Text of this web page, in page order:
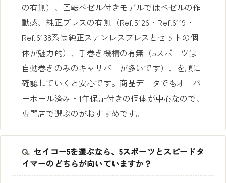
の有無）、回転ベゼル付きモデルではベゼルの作
動感、純正ブレスの有無（Ref.5126・Ref.6119・
Ref.6138系は純正ステンレスブレスとセットの個
体が魅力的）、手巻き機構の有無（5スポーツは
自動巻きのみのキャリバーが多いです）、を順に
確認していくと安心です。商品データでもオーバ
ーホール済み・1年保証付きの個体が中心なので、
専門店で選ぶのがおすすめです。
Q. セイコー5を選ぶなら、5スポーツとスピードタ
イマーのどちらが向いていますか？